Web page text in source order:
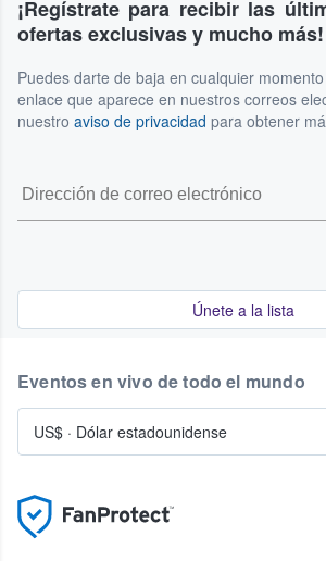
¡Regístrate para recibir las
ofertas exclusivas y mucho más!
Puedes darte de baja en cualquier
enlace que aparece en nuestros correos
nuestro aviso de privacidad para obtener
Únete a la lista
Eventos en vivo de todo el mundo
US$ · Dólar estadounidense